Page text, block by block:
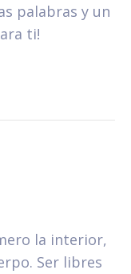
palabras y un
ti!
la interior,
Ser libres